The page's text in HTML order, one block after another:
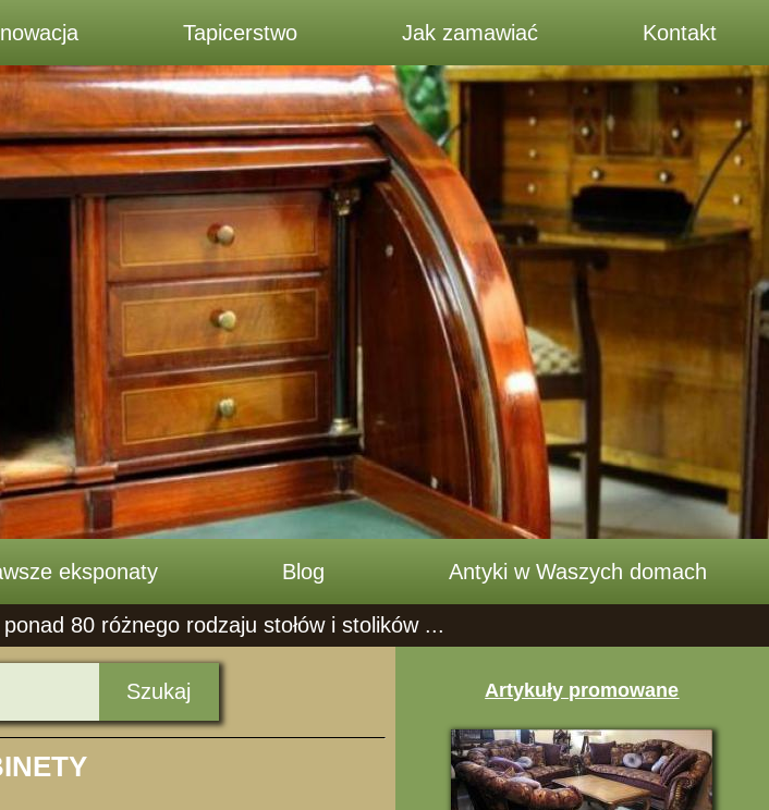
Tapicerstwo Jak zamawiać Kontakt
eksponaty Blog Antyki w Waszych domach
80 różnego rodzaju stołów i stolików ...
Szukaj Artykuły promowane